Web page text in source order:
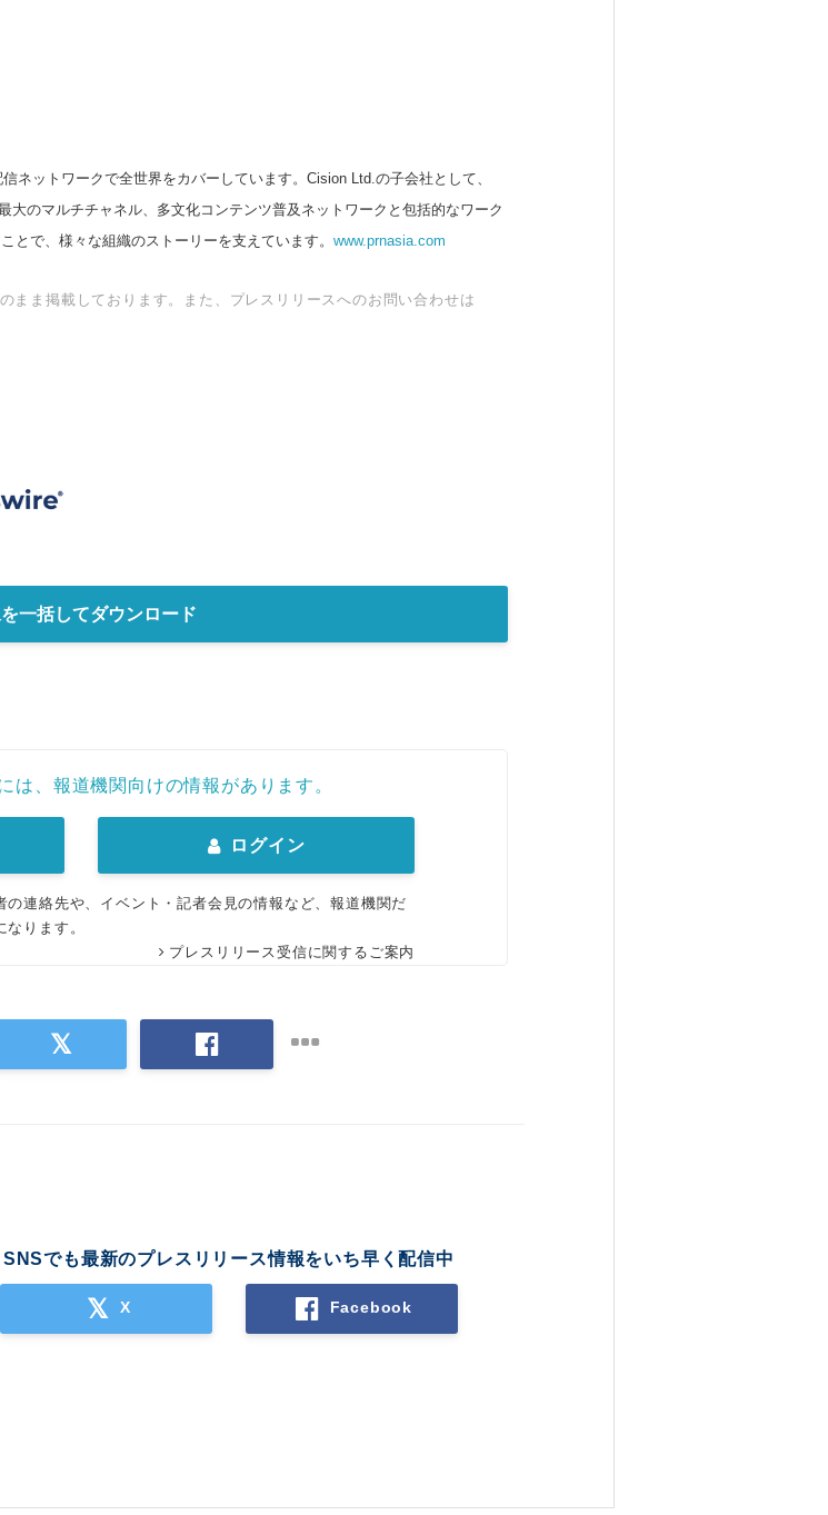
ネットワークで全世界をカバーしています。Cision Ltd.の子会社として、
大のマルチチャネル、多文化コンテンツ普及ネットワークと包括的なワーク
とで、様々な組織のストーリーを支えています。 www.prnasia.com
まま掲載しております。また、プレスリリースへのお問い合わせは
一括してダウンロード
は、報道機関向けの情報があります。
ログイン
連絡先や、イベント・記者会見の情報など、報道機関だ
ります。
プレスリリース受信に関するご案内
SNSでも最新のプレスリリース情報をいち早く配信中
X Facebook